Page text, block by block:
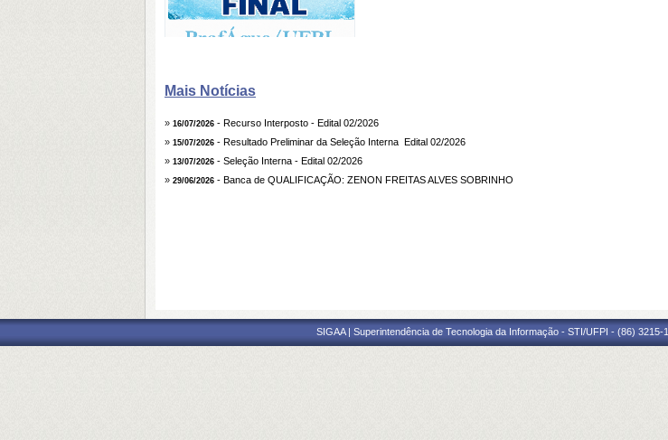
Mais Notícias
» 16/07/2026 - Recurso Interposto - Edital 02/2026
» 15/07/2026 - Resultado Preliminar da Seleção Interna  Edital 02/2026
» 13/07/2026 - Seleção Interna - Edital 02/2026
» 29/06/2026 - Banca de QUALIFICAÇÃO: ZENON FREITAS ALVES SOBRINHO
SIGAA | Superintendência de Tecnologia da Informação - STI/UFPI - (86)